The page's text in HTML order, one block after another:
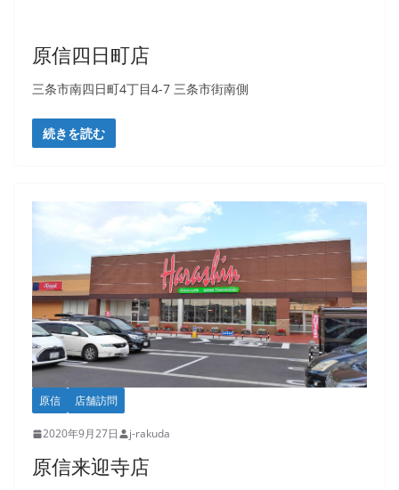
原信四日町店
三条市南四日町4丁目4-7 三条市街南側
続きを読む
原信 店舗訪問
2020年9月27日 j-rakuda
原信来迎寺店